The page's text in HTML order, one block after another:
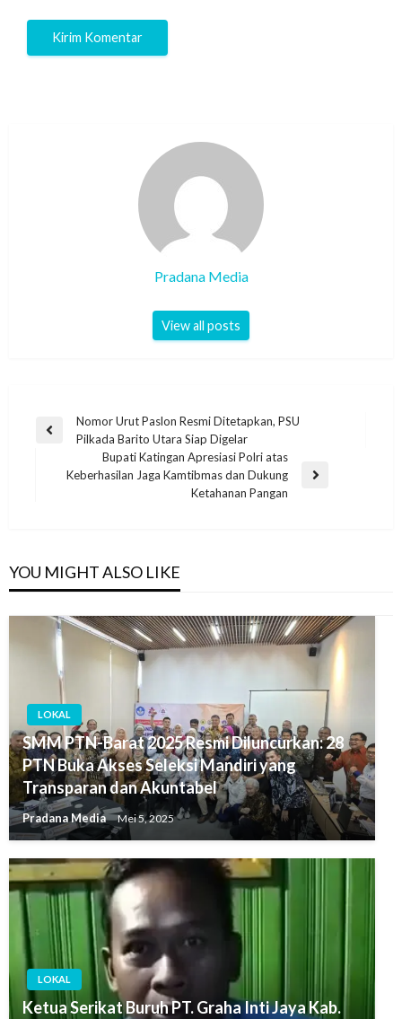
Pradana Media
View all posts
Nomor Urut Paslon Resmi Ditetapkan, PSU
Pilkada Barito Utara Siap Digelar
Bupati Katingan Apresiasi Polri atas
Keberhasilan Jaga Kamtibmas dan Dukung
Ketahanan Pangan
YOU MIGHT ALSO LIKE
LOKAL
SMM PTN-Barat 2025 Resmi Diluncurkan: 28
PTN Buka Akses Seleksi Mandiri yang
Transparan dan Akuntabel
Pradana Media Mei 5, 2025
LOKAL
Ketua Serikat Buruh PT. Graha Inti Jaya Kab.